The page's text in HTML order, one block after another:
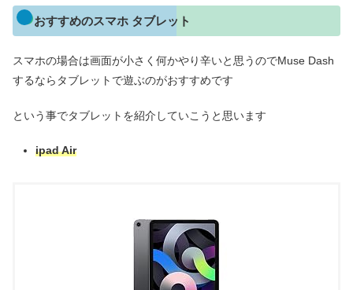
おすすめのスマホ タブレット
スマホの場合は画面が小さく何かやり辛いと思うのでMuse Dash
するならタブレットで遊ぶのがおすすめです
という事でタブレットを紹介していこうと思います
ipad Air